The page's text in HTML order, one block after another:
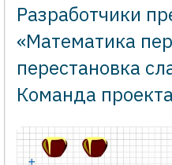
Разработчики
«Математика
перестановка
Команда